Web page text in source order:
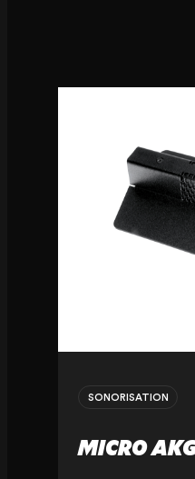
SONORISATION
MICRO